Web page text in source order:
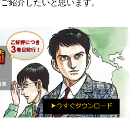
紹介したいと思います。